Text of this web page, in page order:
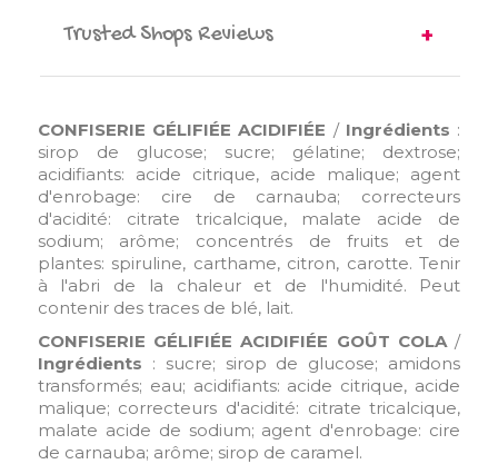
Trusted Shops Reviews
CONFISERIE GÉLIFIÉE ACIDIFIÉE / Ingrédients :
sirop de glucose; sucre; gélatine; dextrose;
acidifiants: acide citrique, acide malique; agent
d'enrobage: cire de carnauba; correcteurs
d'acidité: citrate tricalcique, malate acide de
sodium; arôme; concentrés de fruits et de
plantes: spiruline, carthame, citron, carotte. Tenir
à l'abri de la chaleur et de l'humidité. Peut
contenir des traces de blé, lait.
CONFISERIE GÉLIFIÉE ACIDIFIÉE GOÛT COLA/
Ingrédients : sucre; sirop de glucose; amidons
transformés; eau; acidifiants: acide citrique, acide
malique; correcteurs d'acidité: citrate tricalcique,
malate acide de sodium; agent d'enrobage: cire
de carnauba; arôme; sirop de caramel.